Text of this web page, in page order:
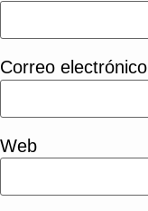
Correo electrónico
Web